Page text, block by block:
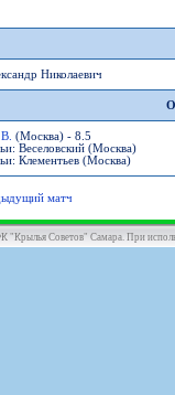
Николаевич
(Москва) - 8.5
Веселовский (Москва)
Клементьев (Москва)
матч
Советов" Самара. При